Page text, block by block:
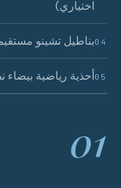
اختياري)
04بناطيل تشينو
05أحذية رياضية بيضاء
01